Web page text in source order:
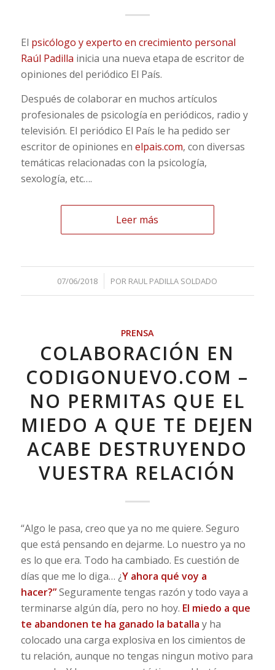
El psicólogo y experto en crecimiento personal
Raúl Padilla inicia una nueva etapa de escritor de
opiniones del periódico El País.
Después de colaborar en muchos artículos
profesionales de psicología en periódicos, radio y
televisión. El periódico El País le ha pedido ser
escritor de opiniones en elpais.com, con diversas
temáticas relacionadas con la psicología,
sexología, etc….
Leer más
07/06/2018
/ POR RAUL PADILLA SOLDADO
PRENSA
COLABORACIÓN EN
CODIGONUEVO.COM –
NO PERMITAS QUE EL
MIEDO A QUE TE DEJEN
ACABE DESTRUYENDO
VUESTRA RELACIÓN
“Algo le pasa, creo que ya no me quiere. Seguro
que está pensando en dejarme. Lo nuestro ya no
es lo que era. Todo ha cambiado. Es cuestión de
días que me lo diga… ¿Y ahora qué voy a
hacer?”Seguramente tengas razón y todo vaya a
terminarse algún día, pero no hoy. El miedo a que
te abandonen te ha ganado la batalla y ha
colocado una carga explosiva en los cimientos de
tu relación, aunque no tengas ningun motivo para